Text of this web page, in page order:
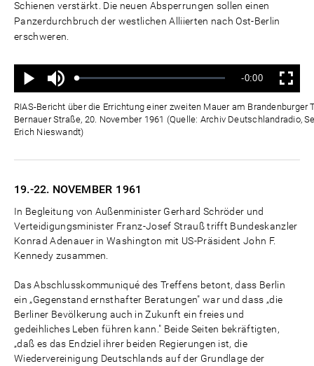
Schienen verstärkt. Die neuen Absperrungen sollen einen
Panzerdurchbruch der westlichen Alliierten nach Ost-Berlin
erschweren.
Wiedergabe
Ton
aus
Geladen:
Status:
Verbleibende
Zeit
-0:00 Vollbild
RIAS-Bericht über die Errichtung einer zweiten Mauer am Brandenburger
Bernauer Straße, 20. November 1961 (Quelle: Archiv Deutschlandradio,
Erich Nieswandt)
19.-22. NOVEMBER 1961
In Begleitung von Außenminister Gerhard Schröder und
Verteidigungsminister Franz-Josef Strauß trifft Bundeskanzler
Konrad Adenauer in Washington mit US-Präsident John F.
Kennedy zusammen.
Das Abschlusskommuniqué des Treffens betont, dass Berlin
ein „Gegenstand ernsthafter Beratungen" war und dass „die
Berliner Bevölkerung auch in Zukunft ein freies und
gedeihliches Leben führen kann." Beide Seiten bekräftigten,
„daß es das Endziel ihrer beiden Regierungen ist, die
Wiedervereinigung Deutschlands auf der Grundlage der